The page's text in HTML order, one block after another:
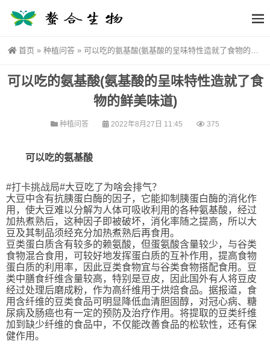
首页 » 种植问答 » 可以吃的氨基酸(氨基酸的呈味特性造就了食物的鲜美味道)
可以吃的氨基酸(氨基酸的呈味特性造就了食
物的鲜美味道)
种植问答 2022年8月27日 11:45 375
可以吃的氨基酸
#打卡挑战局#大豆吃了为啥会排气？
大豆中含有抗胰蛋白酶的因子，它能抑制胰蛋白酶的消化作
用，使大豆难以分解为人体可吸收利用的各种氨基酸，经过
加热煮熟后，这种因子即被破坏，消化率随之提高，所以大
豆及其制品须经充分加热煮熟后再食用。
豆类蛋白质含有较多的赖氨酸，但蛋氨酸含量较少，与谷类
食物混合食用，可较好地发挥蛋白质的互补作用，提高食物
蛋白质的利用率，因此豆类食物宜与谷类食物搭配食用。豆
类中膳食纤维含量较高，特别是豆皮，因此国外有人将豆皮
经过处理后磨成粉，作为高纤维用于烘焙食品。据报道，食
用含纤维的豆类食品可明显降低血清胆固醇，对冠心病、糖
尿病及肠癌也有一定的预防及治疗作用。将提取的豆类纤维
加到缺少纤维的食品中，不仅能改善食品的松软性，还有保
健作用。